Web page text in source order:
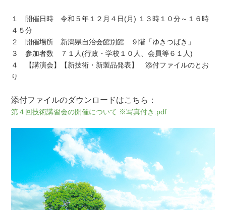
１ 開催日時 令和５年１２月４日(月) １３時１０分～１６時
４５分
２ 開催場所 新潟県自治会館別館 ９階「ゆきつばき」
３ 参加者数 ７１人(行政・学校１０人、会員等６１人)
４ 【講演会】【新技術・新製品発表】 添付ファイルのとお
り
添付ファイルのダウンロードはこちら：
第４回技術講習会の開催について ※写真付き.pdf